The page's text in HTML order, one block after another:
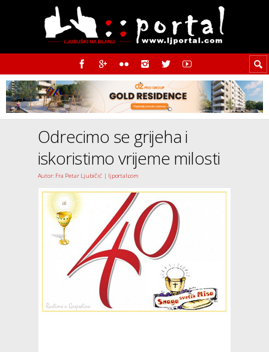
Odrecimo se grijeha i
iskoristimo vrijeme milosti
Autor: Fra Petar Ljubičić | ljportal.com